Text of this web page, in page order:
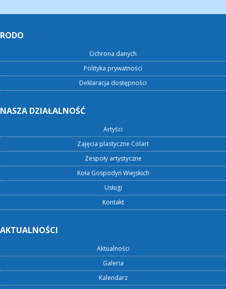
RODO
Ochrona danych
Polityka prywatności
Deklaracja dostępności
NASZA DZIAŁALNOŚĆ
Artyści
Zajęcia plastyczne Colart
Zespoły artystyczne
Koła Gospodyń Wiejskich
Usługi
Kontakt
AKTUALNOŚCI
Aktualności
Galeria
Kalendarz